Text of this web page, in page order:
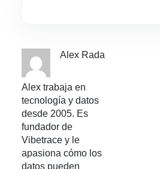
Alex Rada
Alex trabaja en
tecnología y datos
desde 2005. Es
fundador de
Vibetrace y le
apasiona cómo los
datos pueden